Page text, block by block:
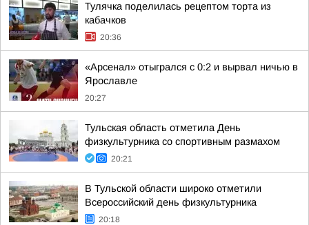
Тулячка поделилась рецептом торта из
кабачков
20:36
«Арсенал» отыгрался с 0:2 и вырвал ничью в
Ярославле
20:27
Тульская область отметила День
физкультурника со спортивным размахом
20:21
В Тульской области широко отметили
Всероссийский день физкультурника
20:18